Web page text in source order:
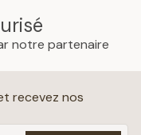
notre partenaire
recevez nos